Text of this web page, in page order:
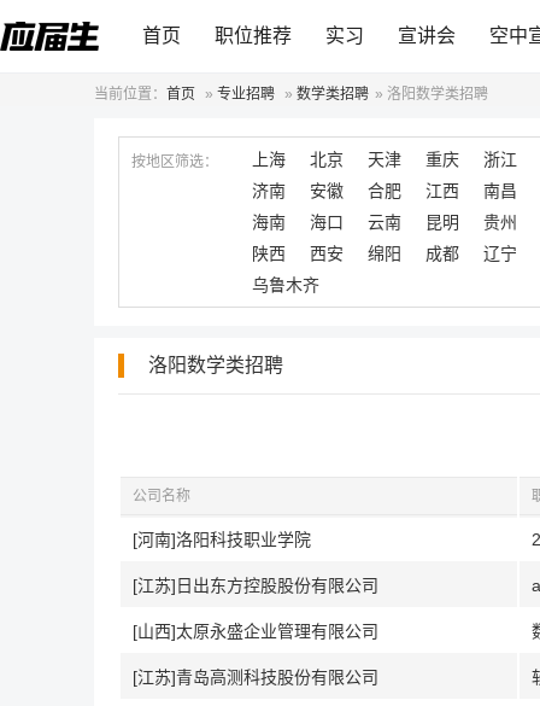
首页 职位推荐 实习 宣讲会 空中
当前位置： 首页 » 专业招聘 » 数学类招聘 » 洛阳数学类招聘
按地区筛选： 上海 北京 天津 重庆
浙江
济南
安徽 合肥 江西
南昌
海南
海口 云南 昆明
贵州
陕西
西安 绵阳 成都
辽宁
乌鲁木齐
洛阳数学类招聘
公司名称
[河南]洛阳科技职业学院
[江苏]日出东方控股股份有限公司
[山西]太原永盛企业管理有限公司
[江苏]青岛高测科技股份有限公司